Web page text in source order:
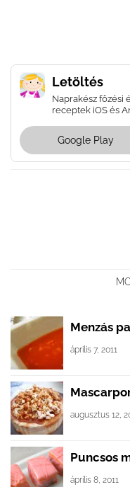
Letöltés
Naprakész főzési
receptek iOS és
Google Play
Menzás
április 7, 2011
augusztus 12,
Puncsos
április 8, 2011